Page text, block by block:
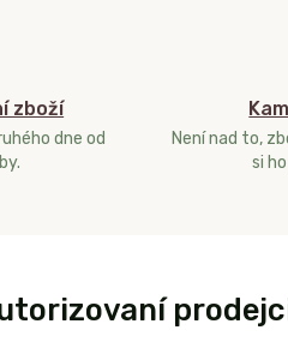
zboží
dne od
Není nad to,
si